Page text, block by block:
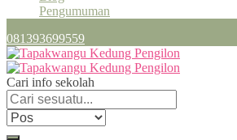
Pengumuman
081393699559
Cari info sekolah